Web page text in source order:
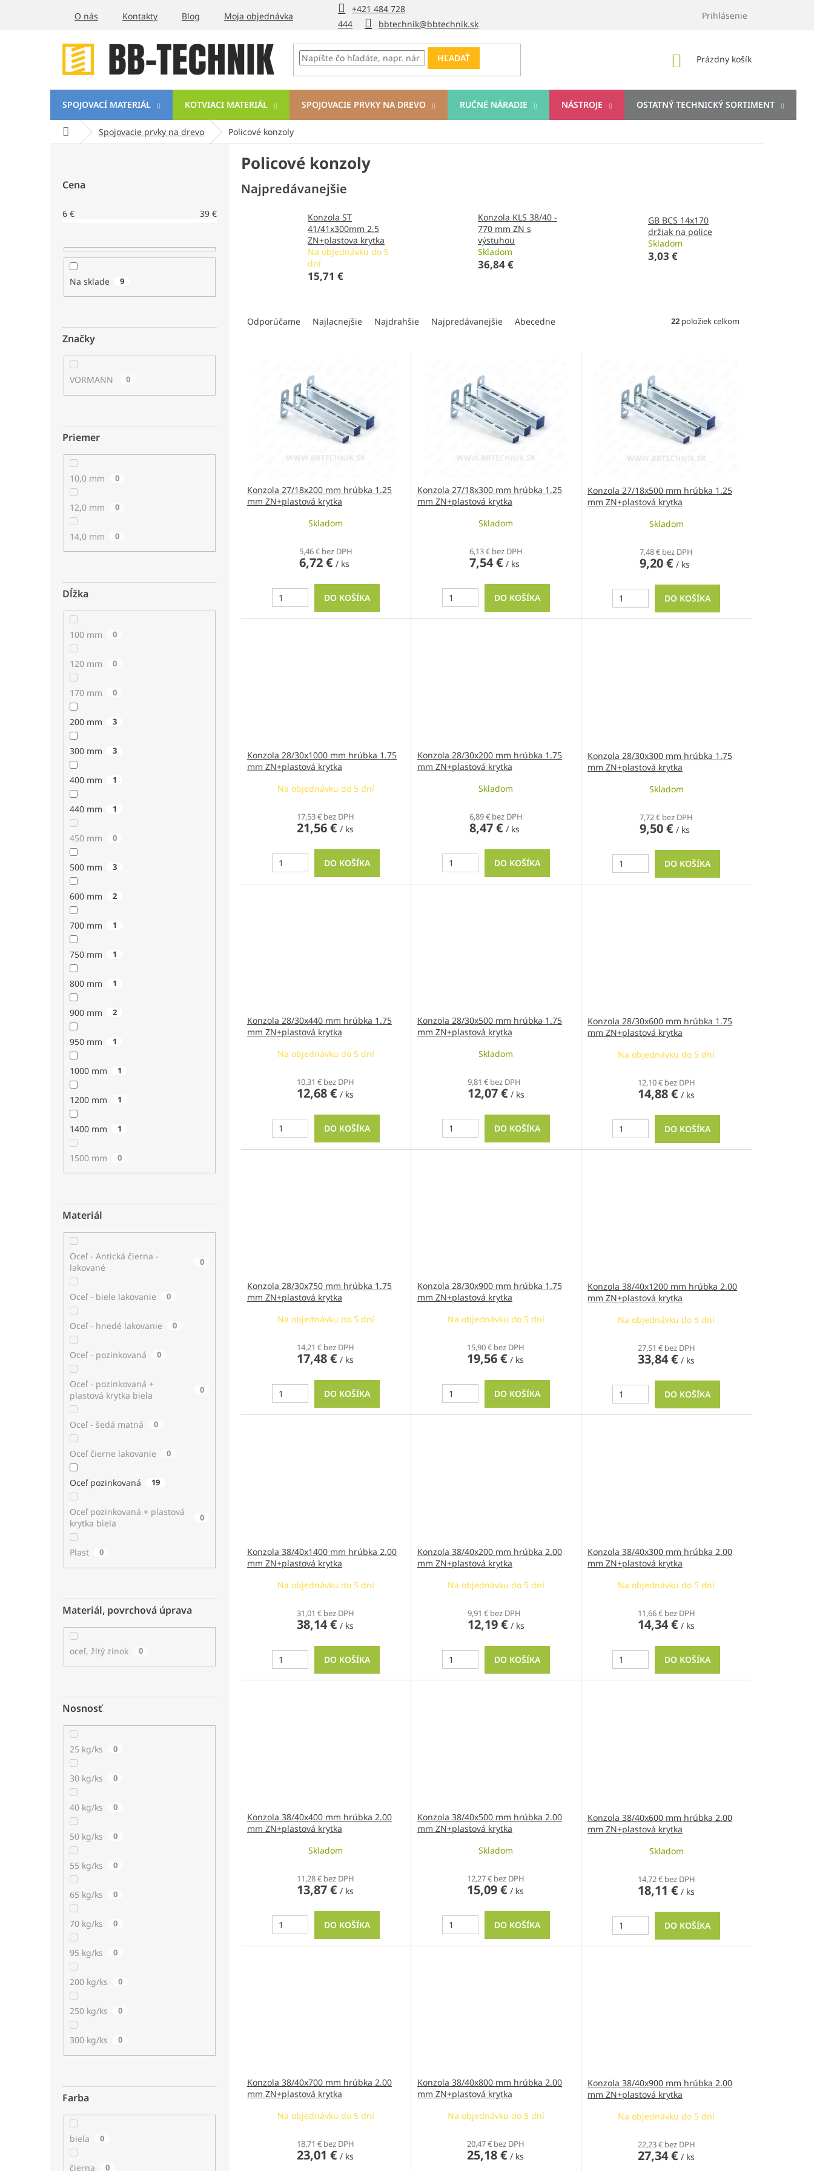
+421 484 728
444
bbtechnik@bbtechnik.sk
O nás Kontakty Blog Moja objednávka Prihlásenie
HĽADAŤ
NÁKUPNÝ
Prázdny košík
SPOJOVACÍ MATERIÁL KOTVIACI MATERIÁL SPOJOVACIE PRVKY NA DREVO RUČNÉ NÁRADIE NÁSTROJE OSTATNÝ TECHNICKÝ SORTIMENT
DomovSpojovacie prvky na drevo Policové konzoly
Cena
6 € 39 €
Na sklade 9
Značky
VORMANN 0
Priemer
10,0 mm 0
12,0 mm 0
14,0 mm 0
Dĺžka
100 mm 0
120 mm 0
170 mm 0
200 mm 3
300 mm 3
400 mm 1
440 mm 1
450 mm 0
500 mm 3
600 mm 2
700 mm 1
750 mm 1
800 mm 1
900 mm 2
950 mm 1
1000 mm 1
1200 mm 1
1400 mm 1
1500 mm 0
Materiál
Oceľ - Antická čierna -
lakované
0
Oceľ - biele lakovanie 0
Oceľ - hnedé lakovanie 0
Oceľ - pozinkovaná 0
Oceľ - pozinkovaná +
plastová krytka biela
0
Oceľ - šedá matná 0
Oceľ čierne lakovanie 0
Oceľ pozinkovaná 19
Oceľ pozinkovaná + plastová
krytka biela
0
Plast 0
Materiál, povrchová úprava
oceľ, žltý zinok 0
Nosnosť
25 kg/ks 0
30 kg/ks 0
40 kg/ks 0
50 kg/ks 0
55 kg/ks 0
65 kg/ks 0
70 kg/ks 0
95 kg/ks 0
200 kg/ks 0
250 kg/ks 0
300 kg/ks 0
Farba
biela 0
čierna 0
Policové konzoly
Najpredávanejšie
Konzola ST
41/41x300mm 2.5
ZN+plastova krytka
Na objednávku do 5
dní
15,71 €
Konzola KLS 38/40 -
770 mm ZN s
výstuhou
Skladom
36,84 €
GB BCS 14x170
držiak na police
Skladom
3,03 €
o
Odporúčame Najlacnejšie Najdrahšie Najpredávanejšie Abecedne 22 položiek celkom
kKonzola 27/18x200 mm hrúbka 1.25
mm ZN+plastová krytka
Skladom
5,46 € bez DPH
6,72 € / ks
DO KOŠÍKA
Konzola 27/18x300 mm hrúbka 1.25
mm ZN+plastová krytka
Skladom
6,13 € bez DPH
7,54 € / ks
DO KOŠÍKA
Konzola 27/18x500 mm hrúbka 1.25
mm ZN+plastová krytka
Skladom
7,48 € bez DPH
9,20 €/ ks
DO KOŠÍKA
Konzola 28/30x1000 mm hrúbka 1.75
mm ZN+plastová krytka
Na objednávku do 5 dní
17,53 € bez DPH
21,56 €/ ks
DO KOŠÍKA
Konzola 28/30x200 mm hrúbka 1.75
mm ZN+plastová krytka
Skladom
6,89 € bez DPH
8,47 € / ks
DO KOŠÍKA
Konzola 28/30x300 mm hrúbka 1.75
mm ZN+plastová krytka
Skladom
7,72 € bez DPH
9,50 €/ ks
DO KOŠÍKA
Konzola 28/30x440 mm hrúbka 1.75
mm ZN+plastová krytka
Na objednávku do 5 dní
10,31 € bez DPH
12,68 €/ ks
DO KOŠÍKA
Konzola 28/30x500 mm hrúbka 1.75
mm ZN+plastová krytka
Skladom
9,81 € bez DPH
12,07 € / ks
DO KOŠÍKA
Konzola 28/30x600 mm hrúbka 1.75
mm ZN+plastová krytka
Na objednávku do 5 dní
12,10 € bez DPH
14,88 € / ks
DO KOŠÍKA
Konzola 28/30x750 mm hrúbka 1.75
mm ZN+plastová krytka
Na objednávku do 5 dní
14,21 € bez DPH
17,48 €/ ks
DO KOŠÍKA
Konzola 28/30x900 mm hrúbka 1.75
mm ZN+plastová krytka
Na objednávku do 5 dní
15,90 € bez DPH
19,56 €/ ks
DO KOŠÍKA
Konzola 38/40x1200 mm hrúbka 2.00
mm ZN+plastová krytka
Na objednávku do 5 dní
27,51 € bez DPH
33,84 € / ks
DO KOŠÍKA
Konzola 38/40x1400 mm hrúbka 2.00
mm ZN+plastová krytka
Na objednávku do 5 dní
31,01 € bez DPH
38,14 €/ ks
DO KOŠÍKA
Konzola 38/40x200 mm hrúbka 2.00
mm ZN+plastová krytka
Na objednávku do 5 dní
9,91 € bez DPH
12,19 € / ks
DO KOŠÍKA
Konzola 38/40x300 mm hrúbka 2.00
mm ZN+plastová krytka
Na objednávku do 5 dní
11,66 € bez DPH
14,34 € / ks
DO KOŠÍKA
Konzola 38/40x400 mm hrúbka 2.00
mm ZN+plastová krytka
Skladom
11,28 € bez DPH
13,87 €/ ks
DO KOŠÍKA
Konzola 38/40x500 mm hrúbka 2.00
mm ZN+plastová krytka
Skladom
12,27 € bez DPH
15,09 €/ ks
DO KOŠÍKA
Konzola 38/40x600 mm hrúbka 2.00
mm ZN+plastová krytka
Skladom
14,72 € bez DPH
18,11 € / ks
DO KOŠÍKA
Konzola 38/40x700 mm hrúbka 2.00
mm ZN+plastová krytka
Na objednávku do 5 dní
18,71 € bez DPH
23,01 €/ ks
Konzola 38/40x800 mm hrúbka 2.00
mm ZN+plastová krytka
Na objednávku do 5 dní
20,47 € bez DPH
25,18 €/ ks
Konzola 38/40x900 mm hrúbka 2.00
mm ZN+plastová krytka
Na objednávku do 5 dní
22,23 € bez DPH
27,34 € / ks